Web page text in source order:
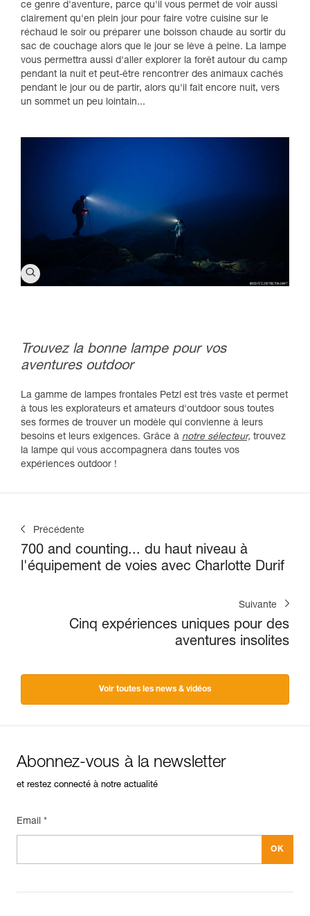
ce genre d'aventure, parce qu'il vous permet de voir aussi
clairement qu'en plein jour pour faire votre cuisine sur le
réchaud le soir ou préparer une boisson chaude au sortir du
sac de couchage alors que le jour se lève à peine. La lampe
vous permettra aussi d'aller explorer la forêt autour du camp
pendant la nuit et peut-être rencontrer des animaux cachés
pendant le jour ou de partir, alors qu'il fait encore nuit, vers
un sommet un peu lointain...
Trouvez la bonne lampe pour vos
aventures outdoor
La gamme de lampes frontales Petzl est très vaste et permet
à tous les explorateurs et amateurs d'outdoor sous toutes
ses formes de trouver un modèle qui convienne à leurs
besoins et leurs exigences. Grâce à notre sélecteur, trouvez
la lampe qui vous accompagnera dans toutes vos
expériences outdoor !
Précédente
700 and counting... du haut niveau à
l'équipement de voies avec Charlotte Durif
Suivante
Cinq expériences uniques pour des
aventures insolites
Voir toutes les news & vidéos
Abonnez-vous à la newsletter
et restez connecté à notre actualité
Email *